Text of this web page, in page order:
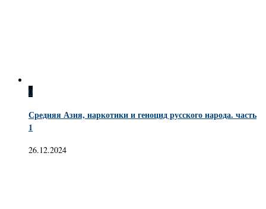
0
Средняя Азия, наркотики и геноцид русского народа. часть
1
26.12.2024